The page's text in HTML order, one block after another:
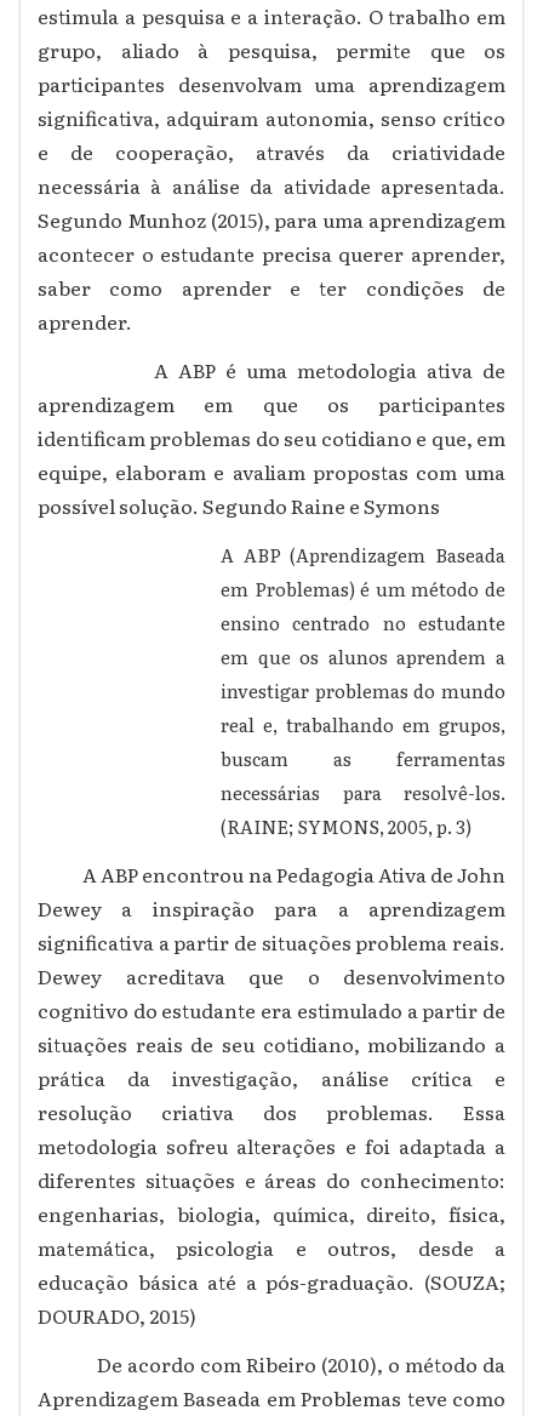
estimula a pesquisa e a interação. O trabalho em
grupo, aliado à pesquisa, permite que os
participantes desenvolvam uma aprendizagem
significativa, adquiram autonomia, senso crítico
e de cooperação, através da criatividade
necessária à análise da atividade apresentada.
Segundo Munhoz (2015), para uma aprendizagem
acontecer o estudante precisa querer aprender,
saber como aprender e ter condições de
aprender.
A ABP é uma metodologia ativa de
aprendizagem em que os participantes
identificam problemas do seu cotidiano e que, em
equipe, elaboram e avaliam propostas com uma
possível solução. Segundo Raine e Symons
A ABP (Aprendizagem Baseada
em Problemas) é um método de
ensino centrado no estudante
em que os alunos aprendem a
investigar problemas do mundo
real e, trabalhando em grupos,
buscam as ferramentas
necessárias para resolvê-los.
(RAINE; SYMONS, 2005, p. 3)
A ABP encontrou na Pedagogia Ativa de John
Dewey a inspiração para a aprendizagem
significativa a partir de situações problema reais.
Dewey acreditava que o desenvolvimento
cognitivo do estudante era estimulado a partir de
situações reais de seu cotidiano, mobilizando a
prática da investigação, análise crítica e
resolução criativa dos problemas. Essa
metodologia sofreu alterações e foi adaptada a
diferentes situações e áreas do conhecimento:
engenharias, biologia, química, direito, física,
matemática, psicologia e outros, desde a
educação básica até a pós-graduação. (SOUZA;
DOURADO, 2015)
De acordo com Ribeiro (2010), o método da
Aprendizagem Baseada em Problemas teve como